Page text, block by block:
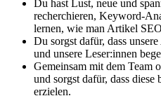
Du hast Lust, neue und
recherchieren, Keyword-
lernen, wie man Artikel
Du sorgst dafür, dass
und unsere Leser:innen
Gemeinsam mit dem Team
und sorgst dafür, dass
erzielen.